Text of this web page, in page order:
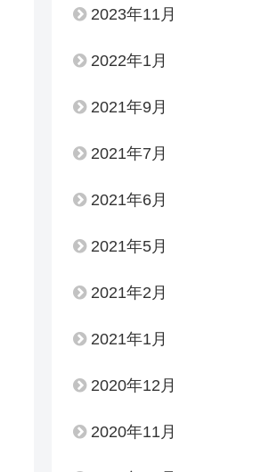
2023年11月
2022年1月
2021年9月
2021年7月
2021年6月
2021年5月
2021年2月
2021年1月
2020年12月
2020年11月